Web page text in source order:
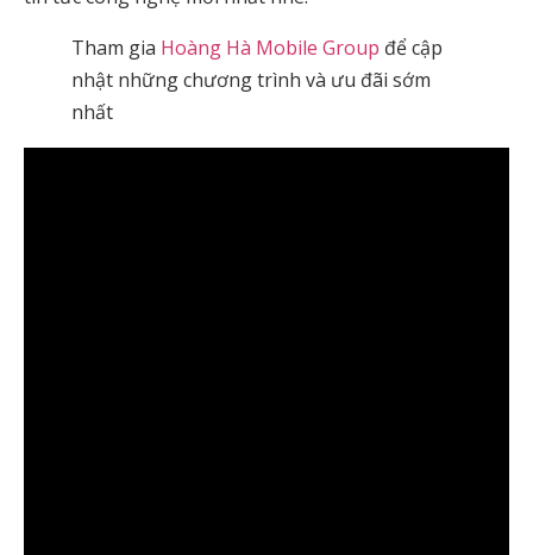
Tham gia Hoàng Hà Mobile Group để cập
nhật những chương trình và ưu đãi sớm
nhất